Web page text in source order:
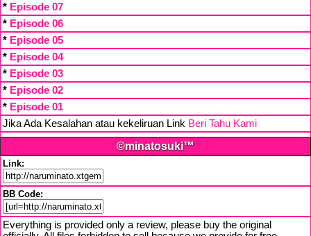
* Episode 07
* Episode 06
* Episode 05
* Episode 04
* Episode 03
* Episode 02
* Episode 01
Jika Ada Kesalahan atau kekeliruan Link Beri Tahu Kami
©minatosuki™
Link:
BB Code:
Everything is provided only a review, please buy the original